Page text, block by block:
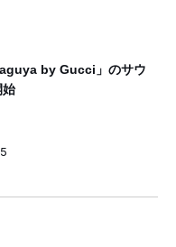
by Gucci」のサウ
始